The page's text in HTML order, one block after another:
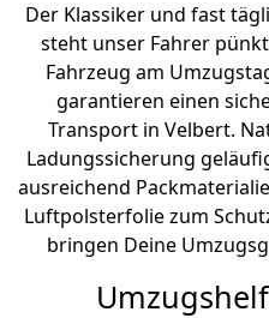
Der Klassiker und fast
steht unser Fahrer
Fahrzeug am
garantieren einen
Transport in Velbert.
Ladungssicherung
ausreichend
Luftpolsterfolie zum
bringen Deine